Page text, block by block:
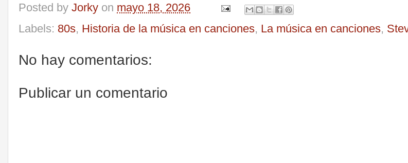
Posted by Jorky on mayo 18, 2026
Labels: 80s, Historia de la música en canciones, La música en canciones,
No hay comentarios:
Publicar un comentario